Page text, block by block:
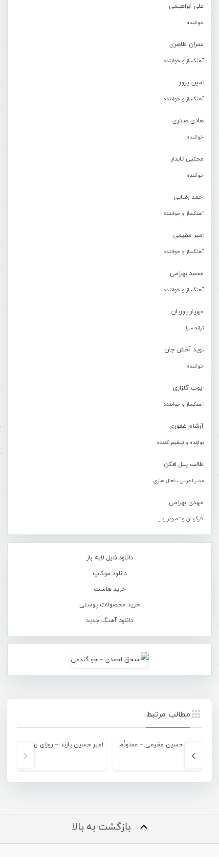
علی ابراهیمی
خواننده
عمران طاهری
آهنگساز و خواننده
امین پرور
آهنگساز و خواننده
هادی صدری
خواننده
مجتبی تابدار
خواننده
احمد رضایی
آهنگساز و خواننده
امیر مقیمی
آهنگساز و خواننده
محمد بهرامی
آهنگساز و خواننده
مهیار پوریان
ترانه سرا
نوید آخش جان
خواننده
ایوب گلزاری
آهنگساز و خواننده
آرشام غفوری
نوازنده و تنظیم کننده
طالب پیل افکن
مدیر اجرایی ، فعال هنری
مهدی بهرامی
کارگردان و تصویربردار
دانلود فایل لایه باز
دانلود موکاپ
خرید هاست
خرید محصولات پوستی
دانلود آهنگ جدید
مطالب مرتبط
امیر حسین مقیمی – ممنونُم امیر حسین پازند – روزای رویایی
بازگشت به بالا